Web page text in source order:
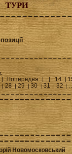
ТУРИ
Попередня| ...|14 |
28|29 |30|31| 32|
Новомосковський